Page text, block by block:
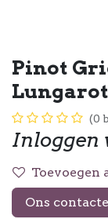
Pinot
(0
Inloggen
Toevoegen
Ons